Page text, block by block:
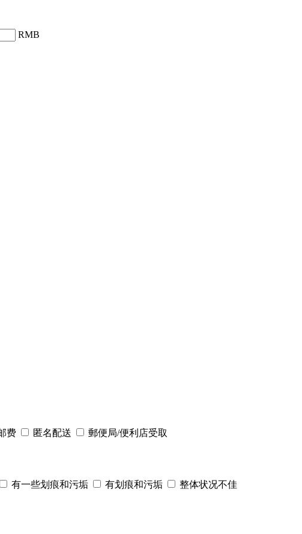
RMB
费 匿名配送 郵便局/便利店受取
有一些划痕和污垢 有划痕和污垢 整体状况不佳